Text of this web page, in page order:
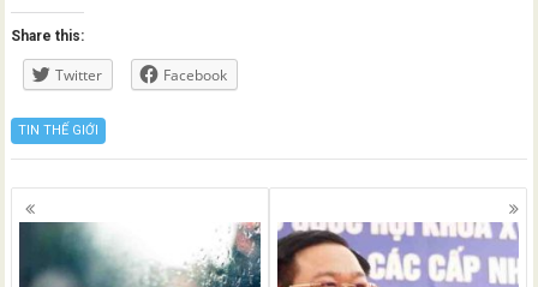
Share this:
Twitter Facebook
TIN THẾ GIỚI
Posts
navigation